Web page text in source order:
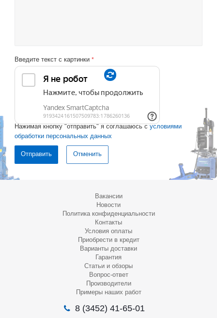
Введите текст с картинки *
Нажимая кнопку "отправить" я соглашаюсь с условиями
обработки персональных данных
Отменить
Вакансии
Новости
Политика конфиденциальности
Контакты
Условия оплаты
Приобрести в кредит
Варианты доставки
Гарантия
Статьи и обзоры
Вопрос-ответ
Производители
Примеры наших работ
8 (3452) 41-65-01